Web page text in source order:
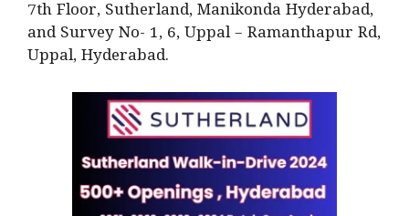
7th Floor, Sutherland, Manikonda Hyderabad,
and Survey No- 1, 6, Uppal – Ramanthapur Rd,
Uppal, Hyderabad.